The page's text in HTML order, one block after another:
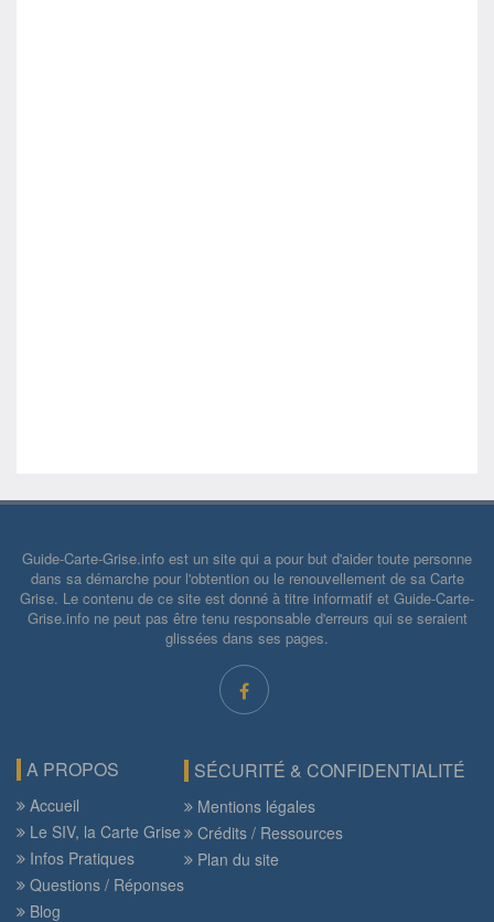
Guide-Carte-Grise.info est un site qui a pour but d'aider toute personne
dans sa démarche pour l'obtention ou le renouvellement de sa Carte
Grise. Le contenu de ce site est donné à titre informatif et Guide-Carte-
Grise.info ne peut pas être tenu responsable d'erreurs qui se seraient
glissées dans ses pages.
A PROPOS
Accueil
Le SIV, la Carte Grise
Infos Pratiques
Questions / Réponses
Blog
SÉCURITÉ & CONFIDENTIALITÉ
Mentions légales
Crédits / Ressources
Plan du site